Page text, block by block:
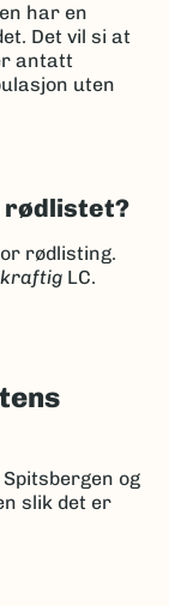
har en
Det vil si at
antatt
uten
rødlistet?
rødlisting.
LC.
og
slik det er